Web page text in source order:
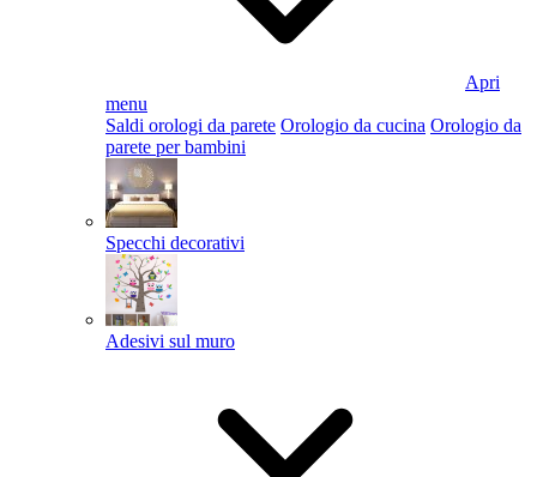
Apri
menu
Saldi orologi da parete Orologio da cucina Orologio da
parete per bambini
Specchi decorativi
Adesivi sul muro